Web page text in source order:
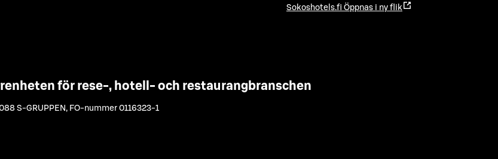
Sokoshotels.fi Öppnas i ny flik
för rese-, hotell- och restaurangbranschen
S-GRUPPEN , FO-nummer 0116323-1